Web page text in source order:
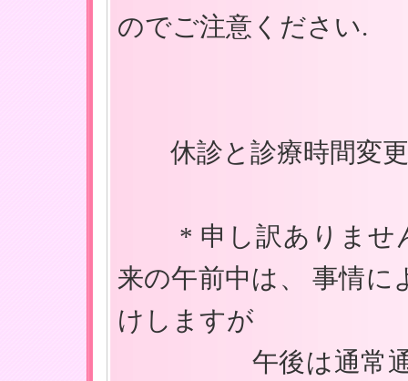
のでご注意ください.
休診と診療時間変更
* 申し訳ありませ
来の午前中は、 事情
けしますが
午後は通常通り